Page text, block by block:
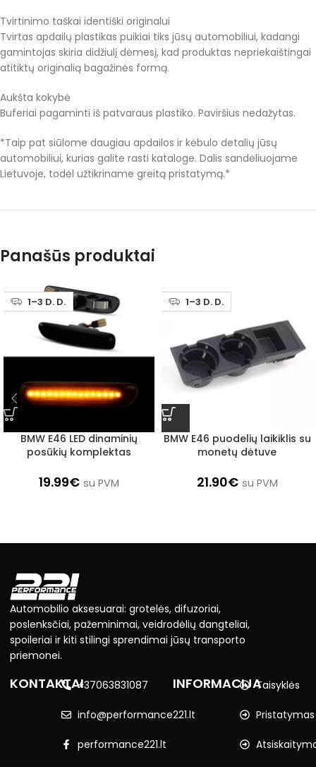
Tvirtinimo taškai identiški originalui
Tvirtas apdailų plastikas puikiai tiks jūsų automobiliui, kadangi
gamintojas skiria didžiulį dėmesį, kad produktas nepriekaištingai
atitiktų originalią bagažinės formą.
Aukšta kokybė
Buferiai pagaminti iš patvaraus plastiko. Paviršius nedažytas.
*Taip pat siūlome daugiau apdailos ir kėbulo detalių jūsų
automobiliui, kurias galite rasti kataloge. Dalis sandėliuojame
Lietuvoje, todėl užtikriname greitą pristatymą.*
Panašūs produktai
1–3 D. D.
BMW E46 LED dinaminių
posūkių komplektas
19.99€ su PVM
1–3 D. D.
BMW E46 puodelių laikiklis su
monetų dėtuve
21.90€ su PVM
Automobilio aksesuarai: grotelės, difuzoriai,
poslenksčiai, pažeminimai, veidrodėlių dangteliai,
spoileriai ir kiti stilingi sprendimai jūsų transporto
priemonei.
KONTAKTAI+37063831087
info@performance221.lt
performance221.lt
INFORMACIJATaisyklės
Pristatymas